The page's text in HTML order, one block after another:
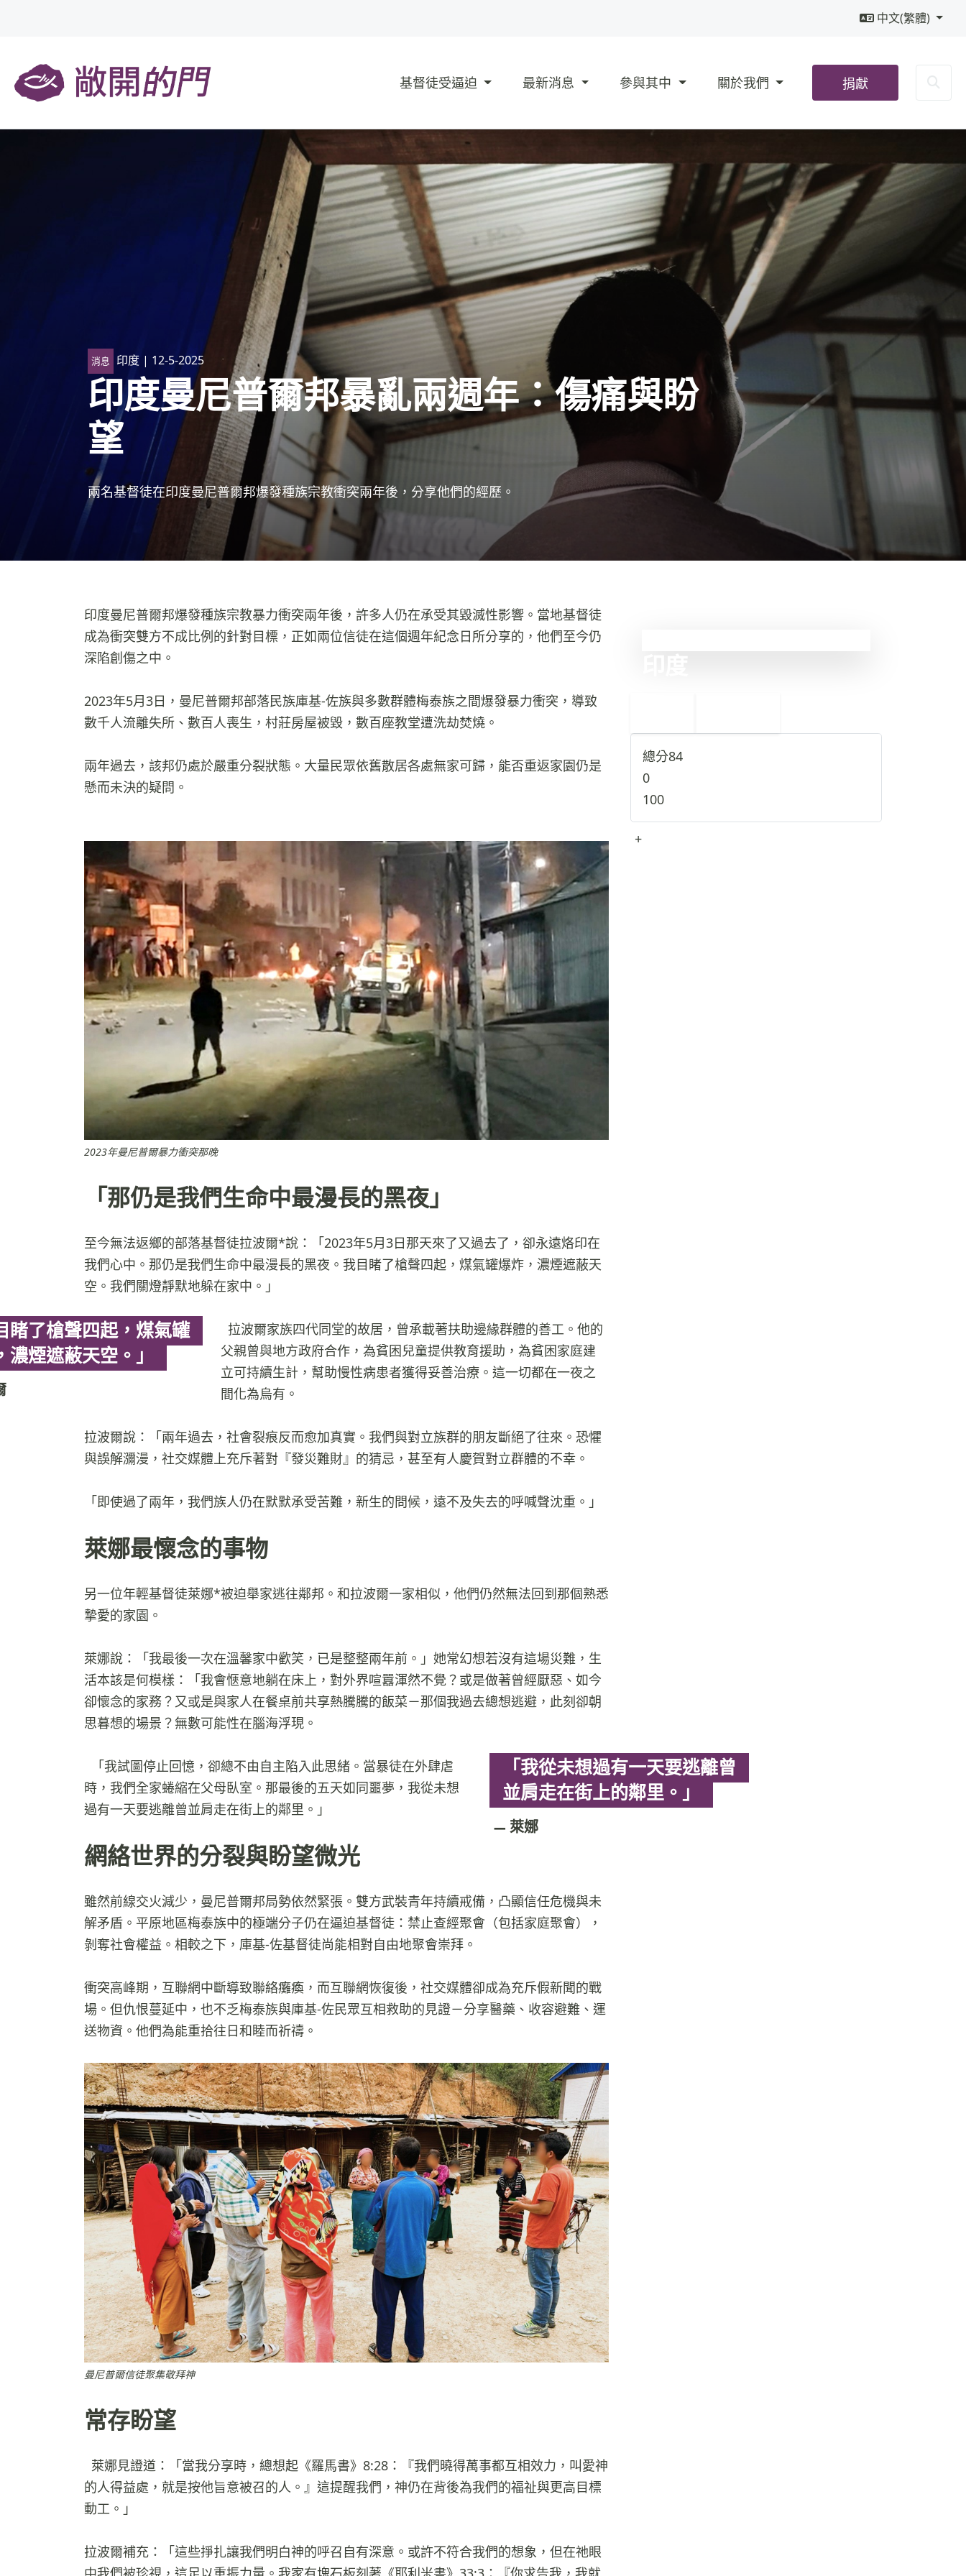
中文(繁體)
基督徒受逼迫 最新消息 參與其中 關於我們 捐獻
消息 印度 | 12-5-2025
印度曼尼普爾邦暴亂兩週年：傷痛與盼
望
兩名基督徒在印度曼尼普爾邦爆發種族宗教衝突兩年後，分享他們的經歷。
印度曼尼普爾邦爆發種族宗教暴力衝突兩年後，許多人仍在承受其毀滅性影響。當地基督徒
成為衝突雙方不成比例的針對目標，正如兩位信徒在這個週年紀念日所分享的，他們至今仍
深陷創傷之中。
2023年5月3日，曼尼普爾邦部落民族庫基-佐族與多數群體梅泰族之間爆發暴力衝突，導致
數千人流離失所、數百人喪生，村莊房屋被毀，數百座教堂遭洗劫焚燒。
兩年過去，該邦仍處於嚴重分裂狀態。大量民眾依舊散居各處無家可歸，能否重返家園仍是
懸而未決的疑問。
2023年曼尼普爾暴力衝突那晚
「那仍是我們生命中最漫長的黑夜」
至今無法返鄉的部落基督徒拉波爾*說：「2023年5月3日那天來了又過去了，卻永遠烙印在
我們心中。那仍是我們生命中最漫長的黑夜。我目睹了槍聲四起，煤氣罐爆炸，濃煙遮蔽天
空。我們關燈靜默地躲在家中。」
睹了槍聲四起，煤氣罐
濃煙遮蔽天空。」
拉波爾家族四代同堂的故居，曾承載著扶助邊緣群體的善工。他的
父親曾與地方政府合作，為貧困兒童提供教育援助，為貧困家庭建
立可持續生計，幫助慢性病患者獲得妥善治療。這一切都在一夜之
間化為烏有。
拉波爾說：「兩年過去，社會裂痕反而愈加真實。我們與對立族群的朋友斷絕了往來。恐懼
與誤解瀰漫，社交媒體上充斥著對『發災難財』的猜忌，甚至有人慶賀對立群體的不幸。
「即使過了兩年，我們族人仍在默默承受苦難，新生的問候，遠不及失去的呼喊聲沈重。」
萊娜最懷念的事物
另一位年輕基督徒萊娜*被迫舉家逃往鄰邦。和拉波爾一家相似，他們仍然無法回到那個熟悉
摯愛的家園。
萊娜說：「我最後一次在溫馨家中歡笑，已是整整兩年前。」她常幻想若沒有這場災難，生
活本該是何模樣：「我會愜意地躺在床上，對外界喧囂渾然不覺？或是做著曾經厭惡、如今
卻懷念的家務？又或是與家人在餐桌前共享熱騰騰的飯菜－那個我過去總想逃避，此刻卻朝
思暮想的場景？無數可能性在腦海浮現。
「我從未想過有一天要逃離曾
並肩走在街上的鄰里。」
萊娜
「我試圖停止回憶，卻總不由自主陷入此思緒。當暴徒在外肆虐
時，我們全家蜷縮在父母臥室。那最後的五天如同噩夢，我從未想
過有一天要逃離曾並肩走在街上的鄰里。」
網絡世界的分裂與盼望微光
雖然前線交火減少，曼尼普爾邦局勢依然緊張。雙方武裝青年持續戒備，凸顯信任危機與未
解矛盾。平原地區梅泰族中的極端分子仍在逼迫基督徒：禁止查經聚會（包括家庭聚會），
剝奪社會權益。相較之下，庫基-佐基督徒尚能相對自由地聚會崇拜。
衝突高峰期，互聯網中斷導致聯絡癱瘓，而互聯網恢復後，社交媒體卻成為充斥假新聞的戰
場。但仇恨蔓延中，也不乏梅泰族與庫基-佐民眾互相救助的見證－分享醫藥、收容避難、運
送物資。他們為能重拾往日和睦而祈禱。
曼尼普爾信徒聚集敬拜神
常存盼望
萊娜見證道：「當我分享時，總想起《羅馬書》8:28：『我們曉得萬事都互相效力，叫愛神
的人得益處，就是按他旨意被召的人。』這提醒我們，神仍在背後為我們的福祉與更高目標
動工。」
拉波爾補充：「這些掙扎讓我們明白神的呼召自有深意。或許不符合我們的想象，但在祂眼
總分84
0
100
+